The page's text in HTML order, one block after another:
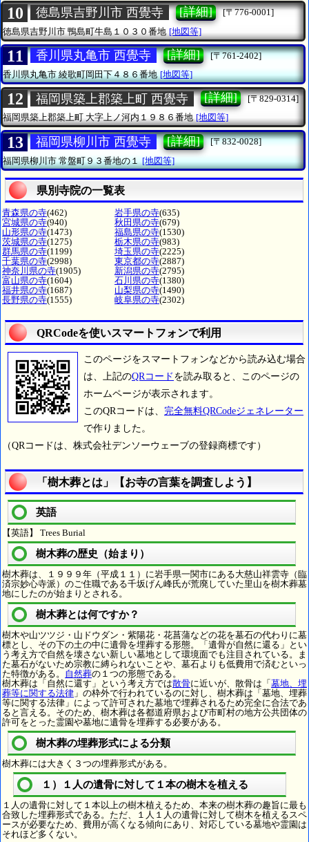
10 徳島県吉野川市 西覺寺 [詳細]
[〒776-0001]
徳島県吉野川市 鴨島町牛島１０３０番地 [地図等]
11 香川県丸亀市 西覺寺 [詳細]
[〒761-2402]
香川県丸亀市綾歌町岡田下４８６番地 [地図等]
12 福岡県築上郡築上町 西覺寺 [詳細]
[〒829-0314]
福岡県築上郡築上町大字上ノ河内１９８６番地 [地図等]
13 福岡県柳川市 西覺寺 [詳細]
[〒832-0028]
福岡県柳川市常盤町９３番地の１ [地図等]
県別寺院の一覧表
青森県の寺(462) 岩手県の寺(635)
宮城県の寺(940) 秋田県の寺(679)
山形県の寺(1473) 福島県の寺(1530)
茨城県の寺(1275) 栃木県の寺(983)
群馬県の寺(1199) 埼玉県の寺(2225)
千葉県の寺(2998) 東京都の寺(2887)
神奈川県の寺(1905) 新潟県の寺(2795)
富山県の寺(1604) 石川県の寺(1380)
福井県の寺(1687) 山梨県の寺(1490)
長野県の寺(1555) 岐阜県の寺(2302)
QRCodeを使いスマートフォンで利用
このページをスマートフォンなどから読み込む場合
は、上記のQRコード を読み取ると、このページの
ホームページが表示されます。
このQRコードは、 完全無料QRCodeジェネレーター
で作りました。
（QRコードは、株式会社デンソーウェーブの登録商標です）
「樹木葬とは」【お寺の言葉を調査しよう】
英語
【英語】 Trees Burial
樹木葬の歴史（始まり）
樹木葬は、１９９９年（平成１１）に岩手県一関市にある大慈山祥雲寺（臨
済宗妙心寺派）のご住職である千坂げん峰氏が荒廃していた里山を樹木葬墓
地にしたのが始まりとされる。
樹木葬とは何ですか？
樹木や山ツツジ・山ドウダン・紫陽花・花菖蒲などの花を墓石の代わりに墓
標とし、その下の土の中に遺骨を埋葬する形態。「遺骨が自然に還る」とい
う考え方で自然を壊さない新しい墓地として環境面でも注目されている。ま
た墓石がないため宗教に縛られないことや、墓石よりも低費用で済むといっ
た特徴がある。 自然葬の１つの形態である。
樹木葬は「自然に還す」という考え方では散骨に近いが、散骨は「墓地、埋
葬等に関する法律 」の枠外で行われているのに対し、樹木葬は「墓地、埋葬
等に関する法律」によって許可された墓地で埋葬されるため完全に合法であ
ると言える。そのため、樹木葬は各都道府県および市町村の地方公共団体の
許可をとった霊園や墓地に遺骨を埋葬する必要がある。
樹木葬の埋葬形式による分類
樹木葬には大きく３つの埋葬形式がある。
１）１人の遺骨に対して１本の樹木を植える
１人の遺骨に対して１本以上の樹木植えるため、本来の樹木葬の趣旨に最も
合致した埋葬形式である。ただ、１人１人の遺骨に対して樹木を植えるスペ
ースが必要なため、費用が高くなる傾向にあり、対応している墓地や霊園は
それほど多くない。